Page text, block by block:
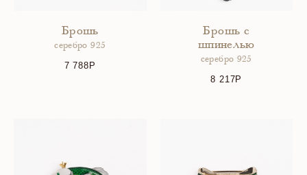
Брошь
серебро 925
7 788
Брошь с
шпинелью
серебро 925
8 217